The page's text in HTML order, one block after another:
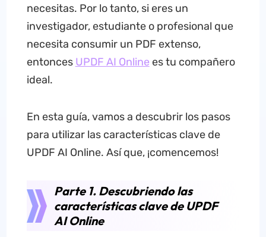
necesitas. Por lo tanto, si eres un
investigador, estudiante o profesional que
necesita consumir un PDF extenso,
entonces UPDF AI Online es tu compañero
ideal.
En esta guía, vamos a descubrir los pasos
para utilizar las características clave de
UPDF AI Online. Así que, ¡comencemos!
Parte 1. Descubriendo las
características clave de UPDF
AI Online